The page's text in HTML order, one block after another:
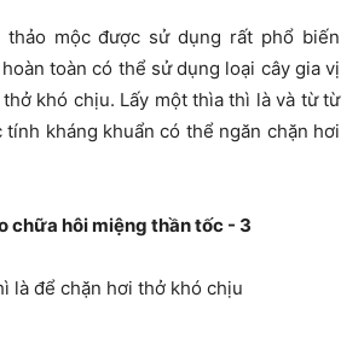
mộc được sử dụng rất phổ biến
toàn có thể sử dụng loại cây gia vị
khó chịu. Lấy một thìa thì là và từ từ
tính kháng khuẩn có thể ngăn chặn hơi
là để chặn hơi thở khó chịu